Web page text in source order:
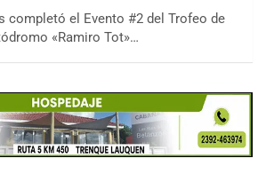
completó el Evento #2 del Trofeo de
«Ramiro Tot»…